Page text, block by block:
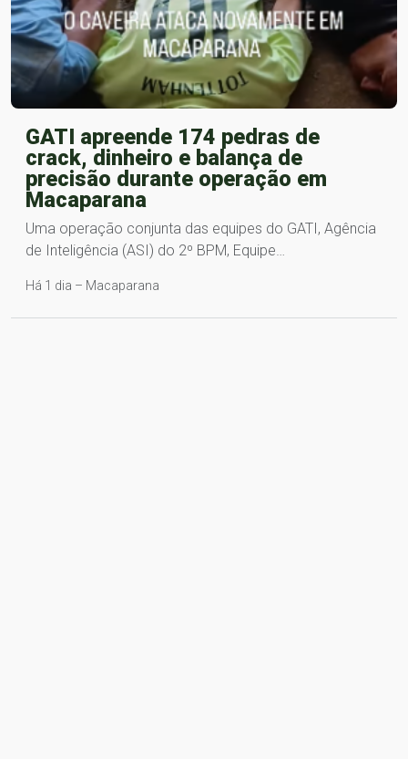
GATI apreende 174 pedras de
crack, dinheiro e balança de
precisão durante operação em
Macaparana
Uma operação conjunta das equipes do GATI, Agência
de Inteligência (ASI) do 2º BPM, Equipe…
Há 1 dia – Macaparana